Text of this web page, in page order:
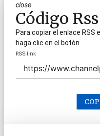
close
Código Rss
Para copiar el enlace RSS
haga clic en el botón.
RSS link